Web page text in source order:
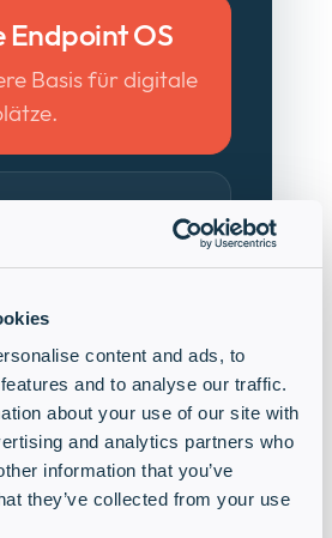
content and ads, to
and to analyse our traffic.
about your use of our site with
and analytics partners who
information that you’ve
they’ve collected from your use
Endpoint OS
Basis für digitale
Portal
Bereitstellung